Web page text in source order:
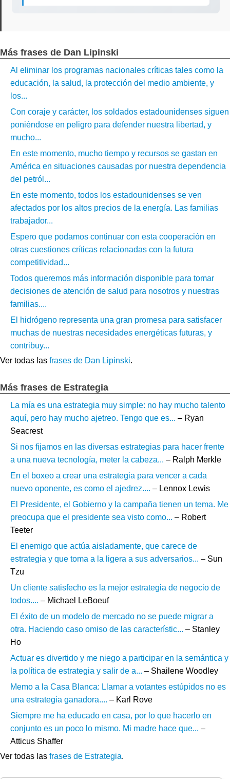
Más frases de Dan Lipinski
Al eliminar los programas nacionales críticas tales como la
educación, la salud, la protección del medio ambiente, y
los...
Con coraje y carácter, los soldados estadounidenses siguen
poniéndose en peligro para defender nuestra libertad, y
mucho...
En este momento, mucho tiempo y recursos se gastan en
América en situaciones causadas por nuestra dependencia
del petról...
En este momento, todos los estadounidenses se ven
afectados por los altos precios de la energía. Las familias
trabajador...
Espero que podamos continuar con esta cooperación en
otras cuestiones críticas relacionadas con la futura
competitividad...
Todos queremos más información disponible para tomar
decisiones de atención de salud para nosotros y nuestras
familias....
El hidrógeno representa una gran promesa para satisfacer
muchas de nuestras necesidades energéticas futuras, y
contribuy...
Ver todas las frases de Dan Lipinski.
Más frases de Estrategia
La mía es una estrategia muy simple: no hay mucho talento
aquí, pero hay mucho ajetreo. Tengo que es... – Ryan
Seacrest
Si nos fijamos en las diversas estrategias para hacer frente
a una nueva tecnología, meter la cabeza... – Ralph Merkle
En el boxeo a crear una estrategia para vencer a cada
nuevo oponente, es como el ajedrez.... – Lennox Lewis
El Presidente, el Gobierno y la campaña tienen un tema. Me
preocupa que el presidente sea visto como... – Robert
Teeter
El enemigo que actúa aisladamente, que carece de
estrategia y que toma a la ligera a sus adversarios... – Sun
Tzu
Un cliente satisfecho es la mejor estrategia de negocio de
todos.... – Michael LeBoeuf
El éxito de un modelo de mercado no se puede migrar a
otra. Haciendo caso omiso de las característic... – Stanley
Ho
Actuar es divertido y me niego a participar en la semántica y
la política de estrategia y salir de a... – Shailene Woodley
Memo a la Casa Blanca: Llamar a votantes estúpidos no es
una estrategia ganadora.... – Karl Rove
Siempre me ha educado en casa, por lo que hacerlo en
conjunto es un poco lo mismo. Mi madre hace que... –
Atticus Shaffer
Ver todas las frases de Estrategia.